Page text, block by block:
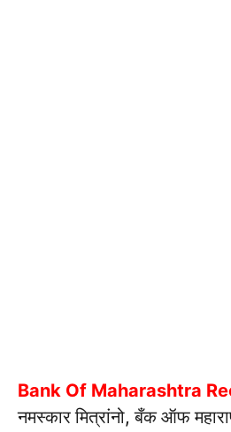
Bank Of Maharashtra
नमस्कार मित्रांनो, बँक ऑफ